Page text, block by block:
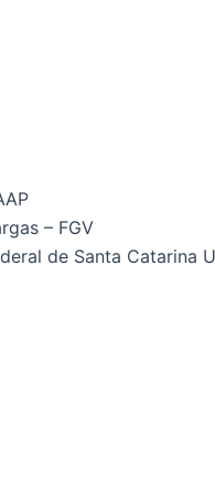
– FGV
de Santa Catarina